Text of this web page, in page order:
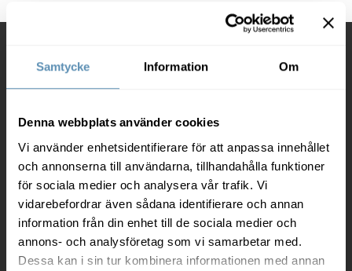
Samtycke Information Om
Denna webbplats använder cookies
Vi använder enhetsidentifierare för att anpassa innehållet
och annonserna till användarna, tillhandahålla funktioner
för sociala medier och analysera vår trafik. Vi
vidarebefordrar även sådana identifierare och annan
information från din enhet till de sociala medier och
annons- och analysföretag som vi samarbetar med.
Dessa kan i sin tur kombinera informationen med annan
Wihlborgs Fastigheter AB
20120 Malmö
Org. nr. 556367-0230
040-690 57 00
info@wihlborgs.se
Fler kontaktuppgifter